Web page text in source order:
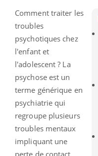
Comment traiter les
troubles
psychotiques chez
l'enfant et
l'adolescent ? La
psychose est un
terme générique en
psychiatrie qui
regroupe plusieurs
troubles mentaux
impliquant une
perte de contact